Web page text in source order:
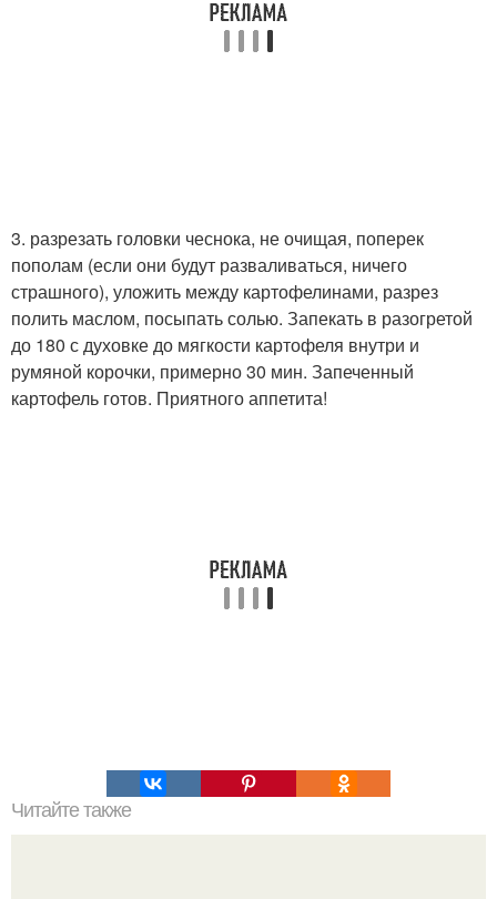
3. разрезать головки чеснока, не очищая, поперек
пополам (если они будут разваливаться, ничего
страшного), уложить между картофелинами, разрез
полить маслом, посыпать солью. Запекать в разогретой
до 180 с духовке до мягкости картофеля внутри и
румяной корочки, примерно 30 мин. Запеченный
картофель готов. Приятного аппетита!
Читайте также